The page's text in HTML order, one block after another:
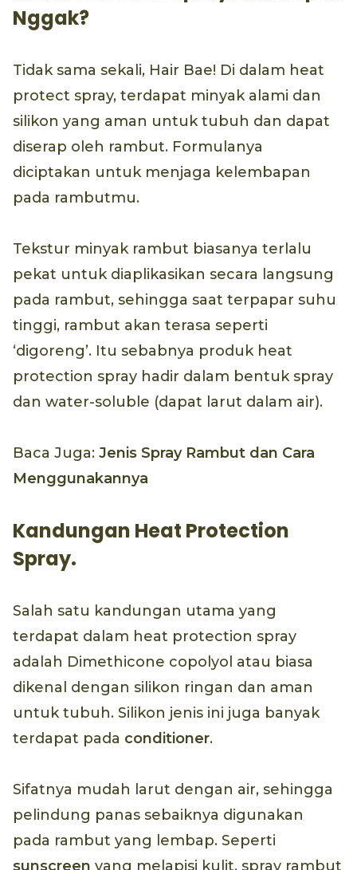
Nggak?
Tidak sama sekali, Hair Bae! Di dalam heat
protect spray, terdapat minyak alami dan
silikon yang aman untuk tubuh dan dapat
diserap oleh rambut. Formulanya
diciptakan untuk menjaga kelembapan
pada rambutmu.
Tekstur minyak rambut biasanya terlalu
pekat untuk diaplikasikan secara langsung
pada rambut, sehingga saat terpapar suhu
tinggi, rambut akan terasa seperti
‘digoreng’. Itu sebabnya produk heat
protection spray hadir dalam bentuk spray
dan water-soluble (dapat larut dalam air).
Baca Juga: Jenis Spray Rambut dan Cara
Menggunakannya
Kandungan Heat Protection
Spray.
Salah satu kandungan utama yang
terdapat dalam heat protection spray
adalah Dimethicone copolyol atau biasa
dikenal dengan silikon ringan dan aman
untuk tubuh. Silikon jenis ini juga banyak
terdapat pada conditioner.
Sifatnya mudah larut dengan air, sehingga
pelindung panas sebaiknya digunakan
pada rambut yang lembap. Seperti
sunscreen yang melapisi kulit, spray rambut